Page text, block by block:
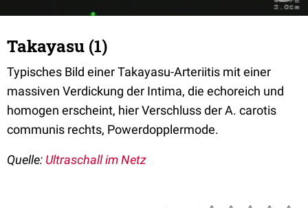
Takayasu (1)
Typisches Bild einer Takayasu-Arteriitis mit einer
massiven Verdickung der Intima, die echoreich und
homogen erscheint, hier Verschluss der A. carotis
communis rechts, Powerdopplermode.
Quelle: Ultraschall im Netz